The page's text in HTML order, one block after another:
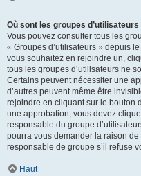
Où sont les groupes
Vous pouvez consulter tous les
« Groupes d’utilisateurs » depuis
vous souhaitez en rejoindre un,
tous les groupes d’utilisateurs ne
Certains peuvent nécessiter une
d’autres peuvent même être
rejoindre en cliquant sur le bouton
une approbation, vous devez
responsable du groupe
pourra vous demander la raison
responsable de groupe s’il refuse
Haut